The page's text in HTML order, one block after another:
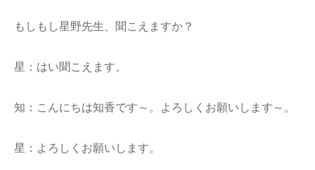
もしもし星野先生、聞こえますか？
星：はい聞こえます。
知：こんにちは知香です～。よろしくお願いします～。
星：よろしくお願いします。